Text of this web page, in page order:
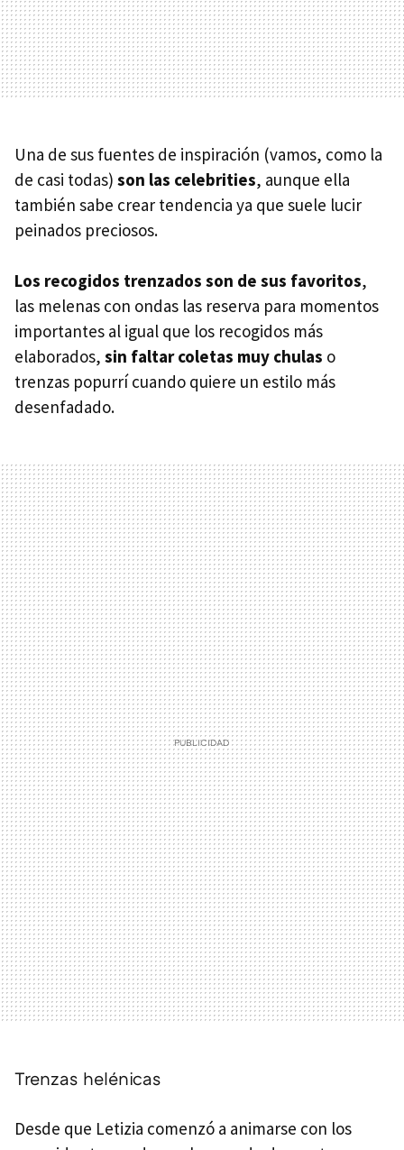
Una de sus fuentes de inspiración (vamos, como la
de casi todas) son las celebrities, aunque ella
también sabe crear tendencia ya que suele lucir
peinados preciosos.
Los recogidos trenzados son de sus favoritos,
las melenas con ondas las reserva para momentos
importantes al igual que los recogidos más
elaborados, sin faltar coletas muy chulas o
trenzas popurrí cuando quiere un estilo más
desenfadado.
Trenzas helénicas
Desde que Letizia comenzó a animarse con los